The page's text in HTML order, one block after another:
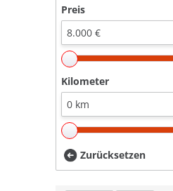
Preis
Kilometer
Zurücksetzen